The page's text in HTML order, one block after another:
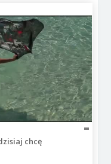
chcę